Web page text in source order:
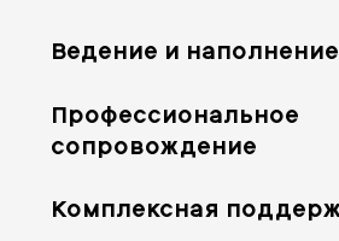
Ведение и наполнение
Профессиональное
сопровождение
Комплексная